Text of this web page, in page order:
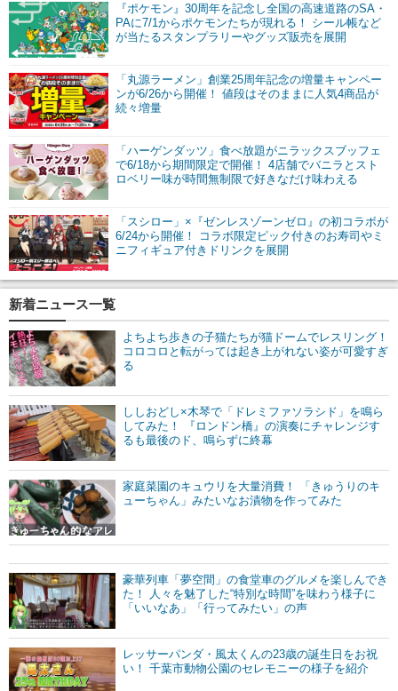
『ポケモン』30周年を記念し全国の高速道路のSA・
PAに7/1からポケモンたちが現れる！ シール帳など
が当たるスタンプラリーやグッズ販売を展開
「丸源ラーメン」創業25周年記念の増量キャンペー
ンが6/26から開催！ 値段はそのままに人気4商品が
続々増量
「ハーゲンダッツ」食べ放題がニラックスブッフェ
で6/18から期間限定で開催！ 4店舗でバニラとスト
ロベリー味が時間無制限で好きなだけ味わえる
「スシロー」×『ゼンレスゾーンゼロ』の初コラボが
6/24から開催！ コラボ限定ピック付きのお寿司やミ
ニフィギュア付きドリンクを展開
新着ニュース一覧
よちよち歩きの子猫たちが猫ドームでレスリング！
コロコロと転がっては起き上がれない姿が可愛すぎ
る
ししおどし×木琴で「ドレミファソラシド」を鳴ら
してみた！ 『ロンドン橋』の演奏にチャレンジす
るも最後のド、鳴らずに終幕
家庭菜園のキュウリを大量消費！ 「きゅうりのキ
ューちゃん」みたいなお漬物を作ってみた
豪華列車「夢空間」の食堂車のグルメを楽しんでき
た！ 人々を魅了した“特別な時間”を味わう様子に
「いいなあ」「行ってみたい」の声
レッサーパンダ・風太くんの23歳の誕生日をお祝
い！ 千葉市動物公園のセレモニーの様子を紹介